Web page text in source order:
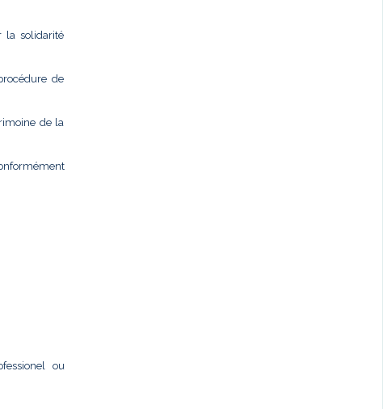
la solidarité
de
de la
ou